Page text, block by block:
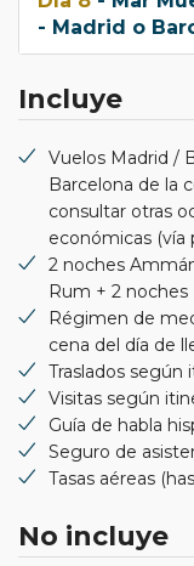
- Madrid o
Incluye
Vuelos Madrid /
Barcelona de la
consultar otras
económicas (vía
2 noches
Rum + 2
Régimen de
cena del día de
Traslados según
Visitas según
Guía de habla
Seguro de
Tasas aéreas
No incluye